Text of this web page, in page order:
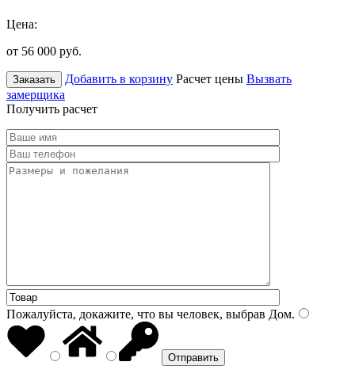
Цена:
от 56 000 руб.
Заказать Добавить в корзину Расчет цены Вызвать
замерщика
Получить расчет
Пожалуйста, докажите, что вы человек, выбрав Дом.